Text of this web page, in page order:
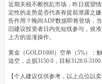
近期关税不断扰乱市场，昨日观望
定性的走势是否代表有提前泄露之
告作用？晚间ADP数据即将登场，
旧建议投资者日内先短线参与，侯
上方的追涨操作。
黄金（GOLD1000）空单（5%）：
追空，止损3150.0，目标3128.0-
【个人建议仅供参考，以上点位以